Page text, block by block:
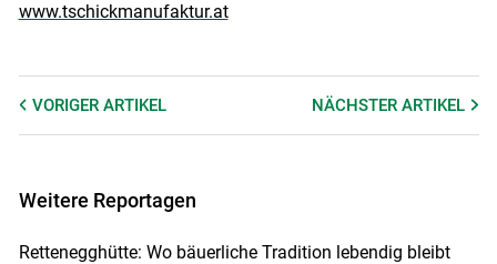
www.tschickmanufaktur.at
VORIGER ARTIKEL NÄCHSTERARTIKEL
Weitere Reportagen
Rettenegghütte: Wo bäuerliche Tradition lebendig bleibt